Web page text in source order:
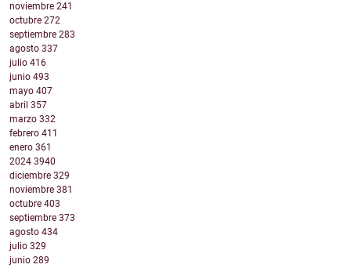
noviembre 241
octubre 272
septiembre 283
agosto 337
julio 416
junio 493
mayo 407
abril 357
marzo 332
febrero 411
enero 361
2024 3940
diciembre 329
noviembre 381
octubre 403
septiembre 373
agosto 434
julio 329
junio 289